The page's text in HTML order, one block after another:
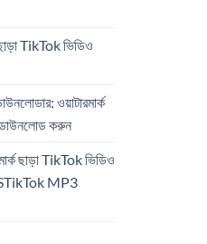
TikTok ভিডিও
ওয়াটারমার্ক
করুন
ছাড়া TikTok ভিডিও
MP3